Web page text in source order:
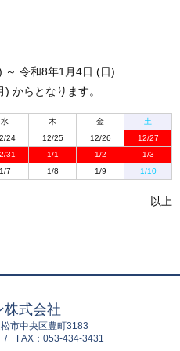
～ 令和8年1月4日 (日)
からとなります。
水 木 金
土
24 12/25 12/26
12/27
31 1/1 1/2
1/3
1/7 1/8 1/9 1/10
以上
株式会社
市中央区豊町3183
FAX：053-434-3431